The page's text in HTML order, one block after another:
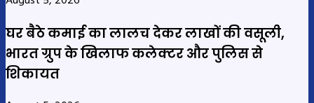
घर बैठे कमाई का लालच देकर लाखों की वसूली,
भारत ग्रुप के खिलाफ कलेक्टर और पुलिस से
शिकायत